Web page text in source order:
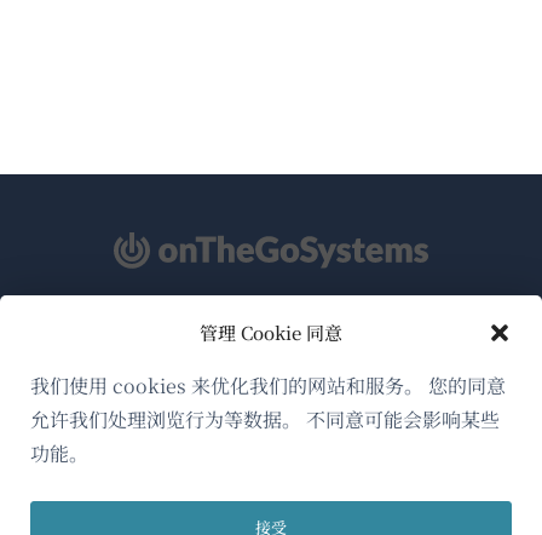
管理 Cookie 同意
我们使用 cookies 来优化我们的网站和服务。 您的同意
允许我们处理浏览行为等数据。 不同意可能会影响某些
功能。
接受
关于WPML
GDPR与隐私政策
加入我们的团队（在
新
新
新